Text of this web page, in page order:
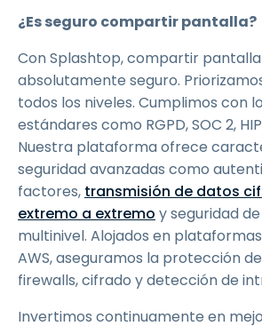
¿Es seguro compartir pantalla?
Con Splashtop, compartir
absolutamente seguro.
todos los niveles. Cumplimos con
estándares como RGPD, SOC 2,
Nuestra plataforma ofrece
seguridad avanzadas como
factores, transmisión de datos
extremo a extremo y seguridad
multinivel. Alojados en
AWS, aseguramos la protección
firewalls, cifrado y detección de
Invertimos continuamente en